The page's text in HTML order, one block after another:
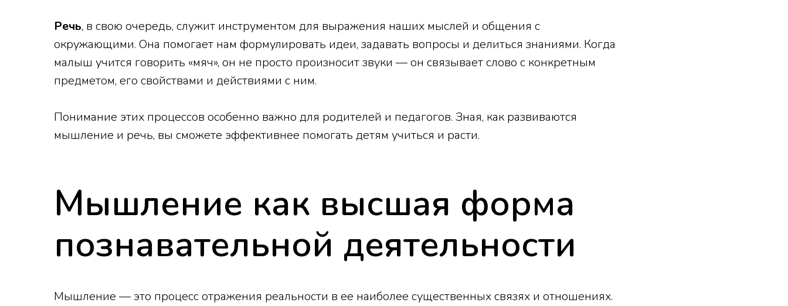
Речь, в свою очередь, служит инструментом для выражения наших мыслей и общения с
окружающими. Она помогает нам формулировать идеи, задавать вопросы и делиться знаниями. Когда
малыш учится говорить «мяч», он не просто произносит звуки — он связывает слово с конкретным
предметом, его свойствами и действиями с ним.
Понимание этих процессов особенно важно для родителей и педагогов. Зная, как развиваются
мышление и речь, вы сможете эффективнее помогать детям учиться и расти.
Мышление как высшая форма
познавательной деятельности
Мышление — это процесс отражения реальности в ее наиболее существенных связях и отношениях.